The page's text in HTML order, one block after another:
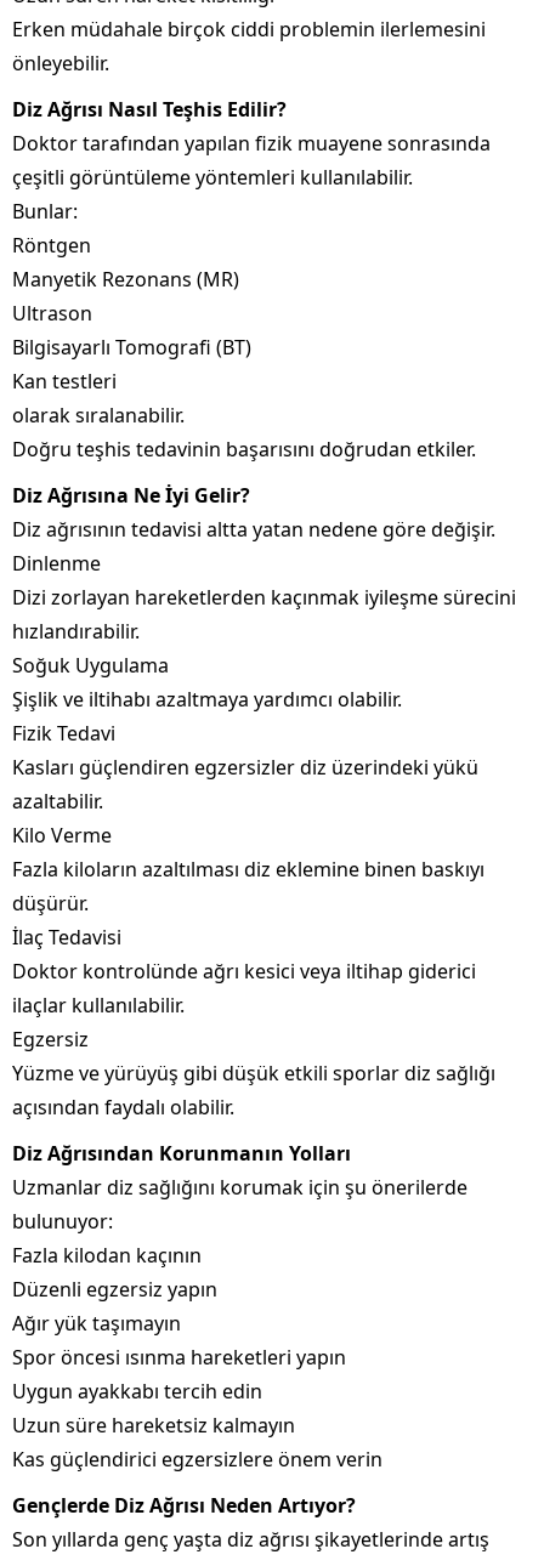
Erken müdahale birçok ciddi problemin ilerlemesini
önleyebilir.
Diz Ağrısı Nasıl Teşhis Edilir?
Doktor tarafından yapılan fizik muayene sonrasında
çeşitli görüntüleme yöntemleri kullanılabilir.
Bunlar:
Röntgen
Manyetik Rezonans (MR)
Ultrason
Bilgisayarlı Tomografi (BT)
Kan testleri
olarak sıralanabilir.
Doğru teşhis tedavinin başarısını doğrudan etkiler.
Diz Ağrısına Ne İyi Gelir?
Diz ağrısının tedavisi altta yatan nedene göre değişir.
Dinlenme
Dizi zorlayan hareketlerden kaçınmak iyileşme sürecini
hızlandırabilir.
Soğuk Uygulama
Şişlik ve iltihabı azaltmaya yardımcı olabilir.
Fizik Tedavi
Kasları güçlendiren egzersizler diz üzerindeki yükü
azaltabilir.
Kilo Verme
Fazla kiloların azaltılması diz eklemine binen baskıyı
düşürür.
İlaç Tedavisi
Doktor kontrolünde ağrı kesici veya iltihap giderici
ilaçlar kullanılabilir.
Egzersiz
Yüzme ve yürüyüş gibi düşük etkili sporlar diz sağlığı
açısından faydalı olabilir.
Diz Ağrısından Korunmanın Yolları
Uzmanlar diz sağlığını korumak için şu önerilerde
bulunuyor:
Fazla kilodan kaçının
Düzenli egzersiz yapın
Ağır yük taşımayın
Spor öncesi ısınma hareketleri yapın
Uygun ayakkabı tercih edin
Uzun süre hareketsiz kalmayın
Kas güçlendirici egzersizlere önem verin
Gençlerde Diz Ağrısı Neden Artıyor?
Son yıllarda genç yaşta diz ağrısı şikayetlerinde artış